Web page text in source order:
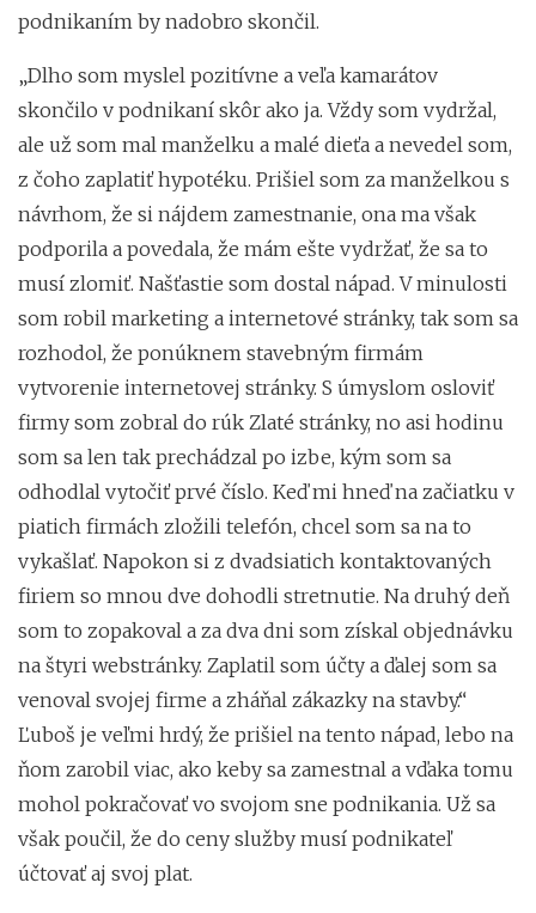
podnikaním by nadobro skončil.
„Dlho som myslel pozitívne a veľa kamarátov
skončilo v podnikaní skôr ako ja. Vždy som vydržal,
ale už som mal manželku a malé dieťa a nevedel som,
z čoho zaplatiť hypotéku. Prišiel som za manželkou s
návrhom, že si nájdem zamestnanie, ona ma však
podporila a povedala, že mám ešte vydržať, že sa to
musí zlomiť. Našťastie som dostal nápad. V minulosti
som robil marketing a internetové stránky, tak som sa
rozhodol, že ponúknem stavebným firmám
vytvorenie internetovej stránky. S úmyslom osloviť
firmy som zobral do rúk Zlaté stránky, no asi hodinu
som sa len tak prechádzal po izbe, kým som sa
odhodlal vytočiť prvé číslo. Keď mi hneď na začiatku v
piatich firmách zložili telefón, chcel som sa na to
vykašlať. Napokon si z dvadsiatich kontaktovaných
firiem so mnou dve dohodli stretnutie. Na druhý deň
som to zopakoval a za dva dni som získal objednávku
na štyri webstránky. Zaplatil som účty a ďalej som sa
venoval svojej firme a zháňal zákazky na stavby.“
Ľuboš je veľmi hrdý, že prišiel na tento nápad, lebo na
ňom zarobil viac, ako keby sa zamestnal a vďaka tomu
mohol pokračovať vo svojom sne podnikania. Už sa
však poučil, že do ceny služby musí podnikateľ
účtovať aj svoj plat.